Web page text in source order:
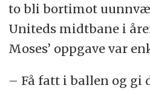
to bli bortimot
Uniteds midtbane i
Moses’ oppgave var
– Få fatt i ballen og gi